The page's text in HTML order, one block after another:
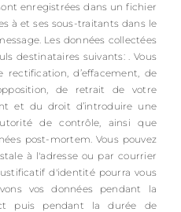
enregistrées dans un fichier
à et ses sous-traitants dans le
Les données collectées
destinataires suivants: . Vous
rectification, d’effacement, de
de retrait de votre
et du droit d’introduire une
de contrôle, ainsi que
post-mortem. Vous pouvez
à l'adresse ou par courrier
d'identité pourra vous
vos données pendant la
puis pendant la durée de